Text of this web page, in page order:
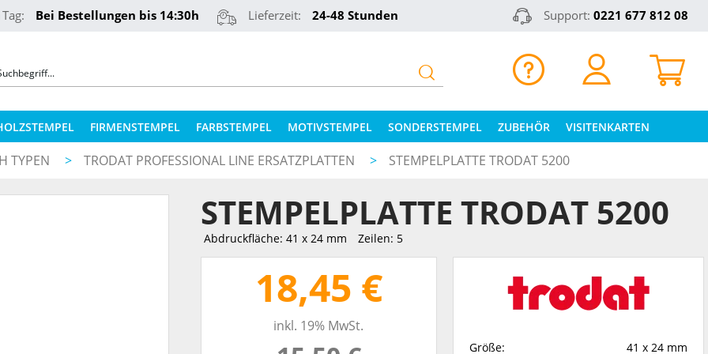
Bei Bestellungen bis 14:30h Lieferzeit: 24-48 Stunden Support: 0221 677 812 08
FIRMENSTEMPEL FARBSTEMPEL MOTIVSTEMPEL SONDERSTEMPEL ZUBEHÖR
COLOP STEMPELKISSEN
ERSATZPLATTEN NACH TYPEN
ERSATZPLATTEN NACH GRÖSSE
STEMPELKISSEN FÜR HOLZSTEMPEL
VISITENKARTEN
TYPEN > TRODAT PROFESSIONAL LINE ERSATZPLATTEN > STEMPELPLATTE TRODAT 5200
STEMPELPLATTE TRODAT 5200
Abdruckfläche: 41 x 24 mm Zeilen: 5
18,45 €
inkl. 19% MwSt.
Größe:
41 x 24 mm